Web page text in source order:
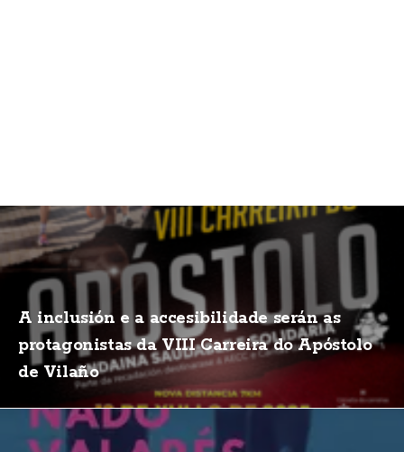
A inclusión e a accesibilidade serán as
protagonistas da VIII Carreira do Apóstolo
de Vilaño